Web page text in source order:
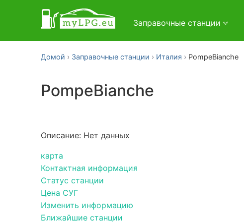
Заправочные станции
Домой Заправочные станции Италия PompeBianche
PompeBianche
Описание: Нет данных
карта
Контактная информация
Статус станции
Цена СУГ
Изменить информацию
Ближайшие станции